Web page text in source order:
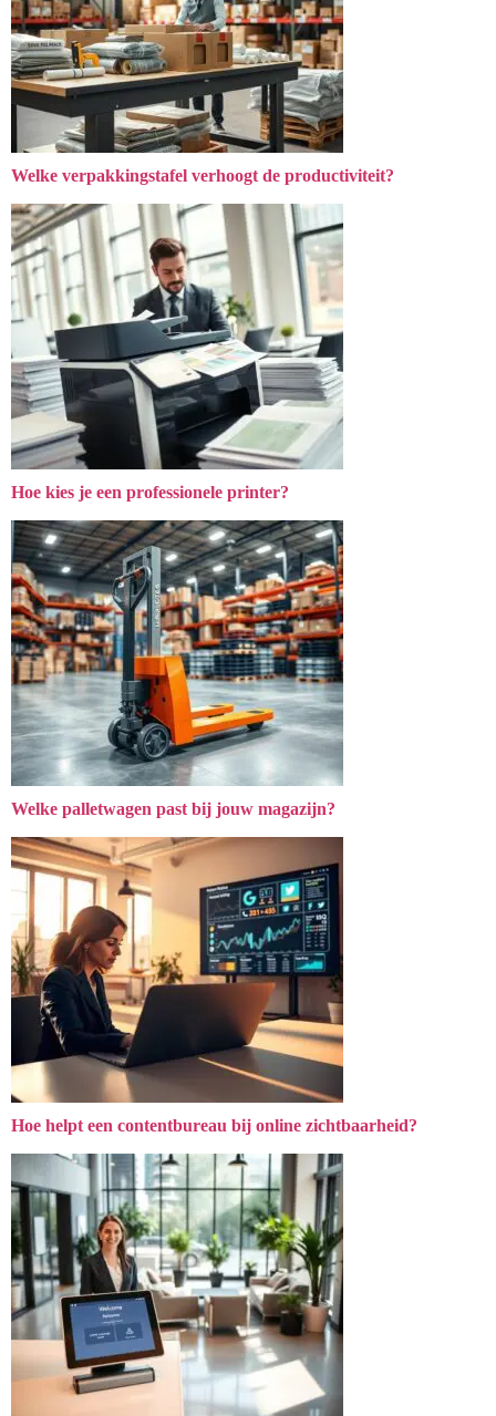
Welke verpakkingstafel verhoogt de productiviteit?
Hoe kies je een professionele printer?
Welke palletwagen past bij jouw magazijn?
Hoe helpt een contentbureau bij online zichtbaarheid?